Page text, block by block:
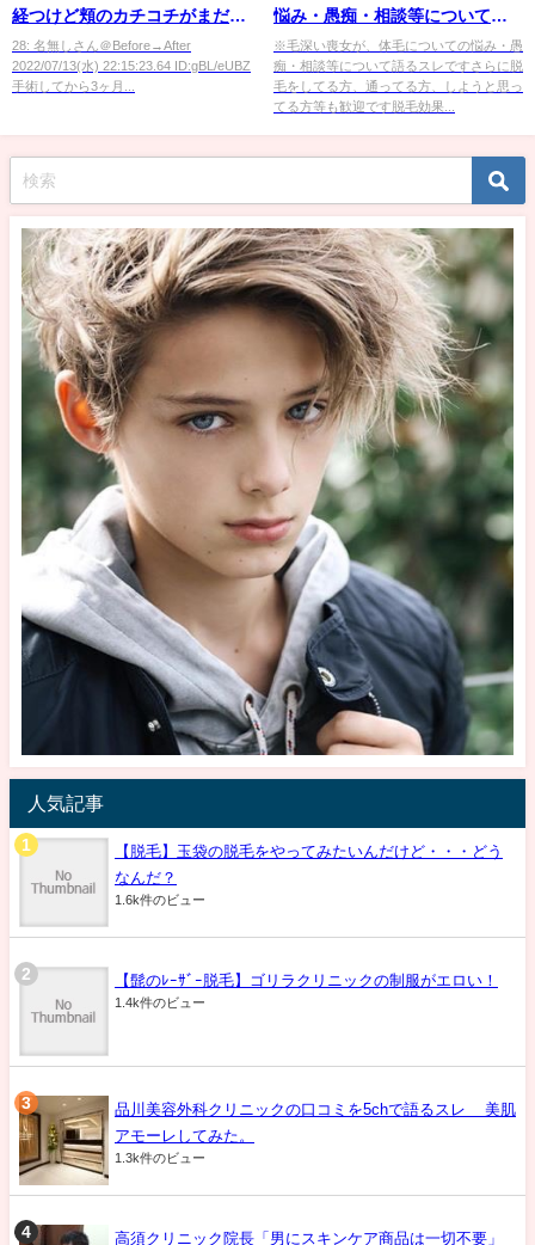
経つけど頬のカチコチがまだ治
らない
28: 名無しさん＠Before→After
2022/07/13(水) 22:15:23.64 ID:gBL/eUBZ
手術してから3ヶ月...
悩み・愚痴・相談等について語
るスレ
※毛深い喪女が、体毛についての悩み・愚
痴・相談等について語るスレですさらに脱
毛をしてる方、通ってる方、しようと思っ
てる方等も歓迎です脱毛効果...
人気記事
【脱毛】玉袋の脱毛をやってみたいんだけど・・・どう
なんだ？
1.6k件のビュー
【髭のﾚｰｻﾞｰ脱毛】ゴリラクリニックの制服がエロい！
1.4k件のビュー
品川美容外科クリニックの口コミを5chで語るスレ 美肌
アモーレしてみた。
1.3k件のビュー
高須クリニック院長「男にスキンケア商品は一切不要」